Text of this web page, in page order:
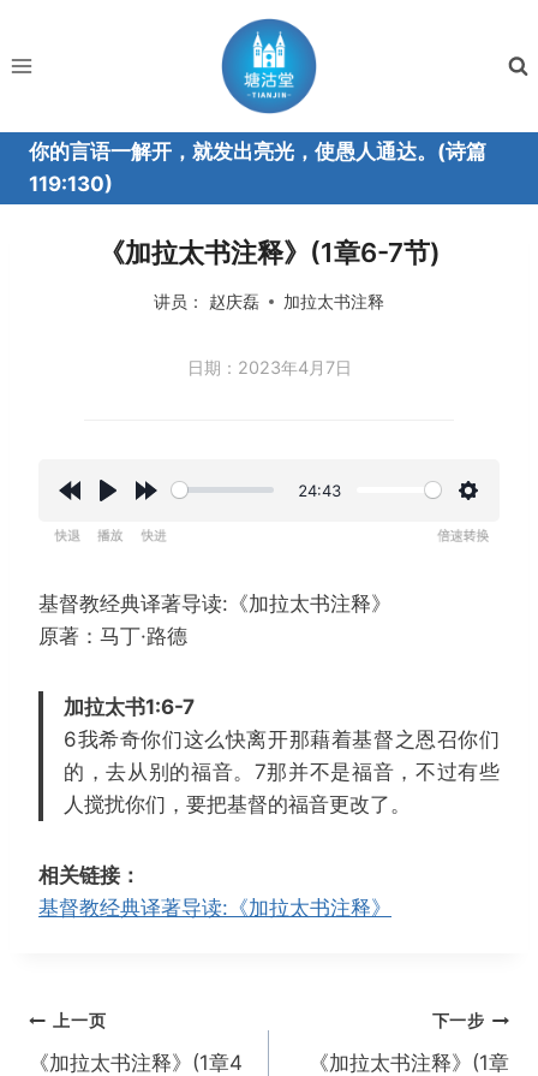
内
你的言语一解开，就发出亮光，使愚人通达。(诗篇
119:130)
《加拉太书注释》(1章6-7节)
讲员： 赵庆磊 加拉太书注释
日期：2023年4月7日
i
n
1
5
s
y
w
a
d
1
5
s
24:43
基督教经典译著导读:《加拉太书注释》
原著：马丁·路德
加拉太书1:6-7
6我希奇你们这么快离开那藉着基督之恩召你们
的，去从别的福音。7那并不是福音，不过有些
人搅扰你们，要把基督的福音更改了。
相关链接：
基督教经典译著导读:《加拉太书注释》
文
章
上一页
《加拉太书注释》(1章4
下一步
《加拉太书注释》(1章